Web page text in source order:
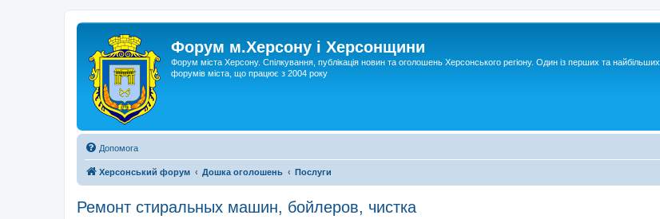
Форум м.Херсону і Херсонщини
Форум міста Херсону. Спілкування, публікація новин та оголошень Херсонського регіону. Один із перших та найбільших
форумів міста, що працює з 2004 року
Допомога
Херсонський форум Дошка оголошень Послуги
Ремонт стиральных машин, бойлеров, чистка